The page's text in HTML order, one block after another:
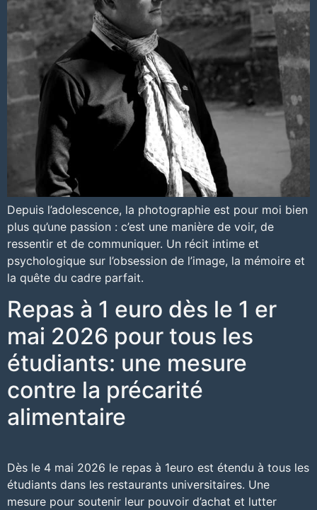
Depuis l’adolescence, la photographie est pour moi bien
plus qu’une passion : c’est une manière de voir, de
ressentir et de communiquer. Un récit intime et
psychologique sur l’obsession de l’image, la mémoire et
la quête du cadre parfait.
Repas à 1 euro dès le 1 er
mai 2026 pour tous les
étudiants: une mesure
contre la précarité
alimentaire
Dès le 4 mai 2026 le repas à 1euro est étendu à tous les
étudiants dans les restaurants universitaires. Une
mesure pour soutenir leur pouvoir d’achat et lutter